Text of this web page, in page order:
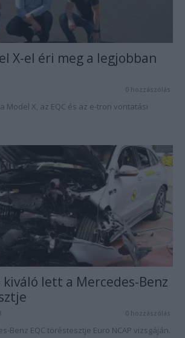
X-el éri meg a legjobban
0 hozzászólás
Model X, az EQC és az e-tron vontatási
kiváló lett a Mercedes-Benz
0 hozzászólás
Benz EQC töréstesztje Euro NCAP vizsgáján.